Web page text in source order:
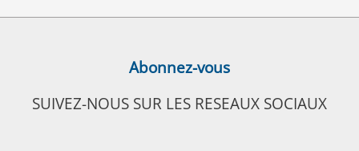
Abonnez-vous
SUIVEZ-NOUS SUR LES RESEAUX SOCIAUX